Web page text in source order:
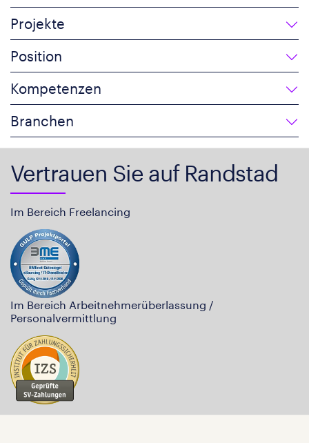
Projekte
Position
Kompetenzen
Branchen
Vertrauen Sie auf Randstad
Im Bereich Freelancing
Im Bereich Arbeitnehmerüberlassung /
Personalvermittlung